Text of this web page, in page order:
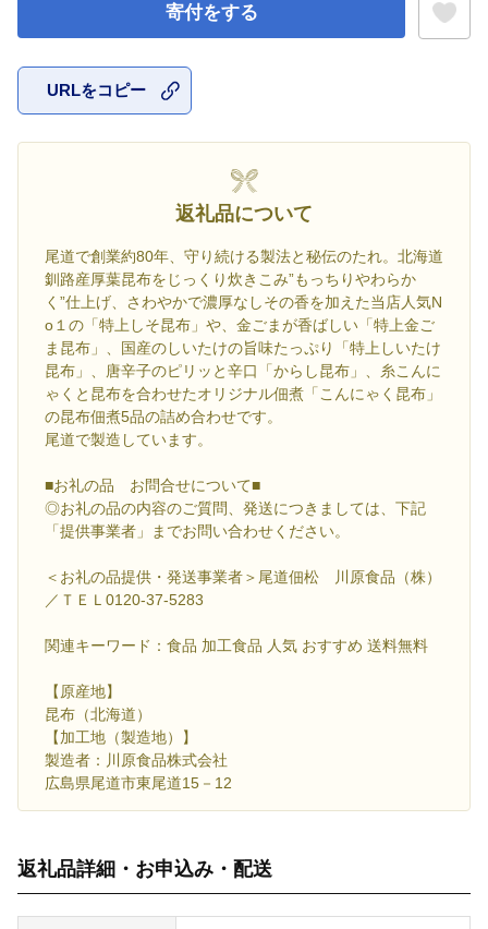
寄付をする
URLをコピー
返礼品について
尾道で創業約80年、守り続ける製法と秘伝のたれ。北海道
釧路産厚葉昆布をじっくり炊きこみ”もっちりやわらか
く”仕上げ、さわやかで濃厚なしその香を加えた当店人気N
o１の「特上しそ昆布」や、金ごまが香ばしい「特上金ご
ま昆布」、国産のしいたけの旨味たっぷり「特上しいたけ
昆布」、唐辛子のピリッと辛口「からし昆布」、糸こんに
ゃくと昆布を合わせたオリジナル佃煮「こんにゃく昆布」
の昆布佃煮5品の詰め合わせです。
尾道で製造しています。
■お礼の品 お問合せについて■
◎お礼の品の内容のご質問、発送につきましては、下記
「提供事業者」までお問い合わせください。
＜お礼の品提供・発送事業者＞尾道佃松 川原食品（株）
／ＴＥＬ0120-37-5283
関連キーワード：食品 加工食品 人気 おすすめ 送料無料
【原産地】
昆布（北海道）
【加工地（製造地）】
製造者：川原食品株式会社
広島県尾道市東尾道15－12
返礼品詳細・お申込み・配送